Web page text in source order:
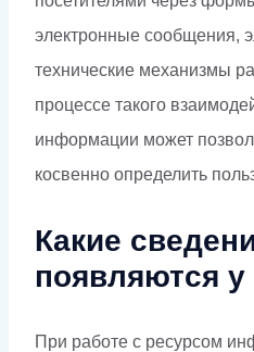
электронные сообщения,
технические механизмы
процессе такого
информации может
косвенно определить
Какие
появляются у
При работе с ресурсом